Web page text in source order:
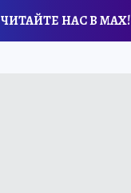
ЧИТАЙТЕ НАС В МАХ!